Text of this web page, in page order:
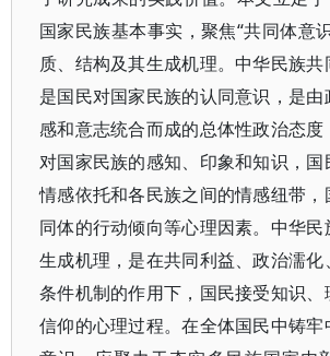
国家民族基本事实，聚焦“共同体意
质、结构及其生成机理。中华民族
是国民对国家民族的认同意识，是
感和意志统合而成的总体性政治态度
对国家民族的感知、印象和知识，国
情感依托和各民族之间的情感纽带
同体的行动倾向等心理因素。中华
生成机理，是在共同利益、政治濡化
条件机制的作用下，国民接受知识、
信仰的心理过程。在全体国民中铸